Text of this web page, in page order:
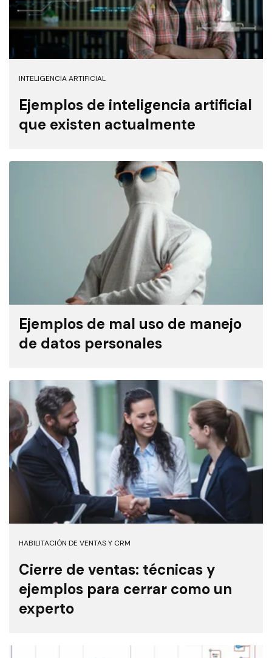
INTELIGENCIA ARTIFICIAL
Ejemplos de inteligencia artificial
que existen actualmente
Ejemplos de mal uso de manejo
de datos personales
HABILITACIÓN DE VENTAS Y CRM
Cierre de ventas: técnicas y
ejemplos para cerrar como un
experto